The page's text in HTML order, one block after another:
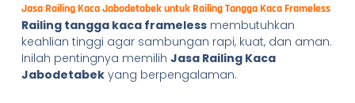
Jasa Railing Kaca Jabodetabek untuk Railing Tangga Kaca Frameless
Railing tangga kaca framelessmembutuhkan
keahlian tinggi agar sambungan rapi, kuat, dan aman.
Inilah pentingnya memilih Jasa Railing Kaca
Jabodetabekyang berpengalaman.